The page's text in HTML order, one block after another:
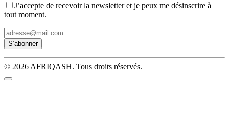
J’accepte de recevoir la newsletter et je peux me désinscrire à
tout moment.
© 2026 AFRIQASH. Tous droits réservés.